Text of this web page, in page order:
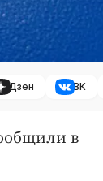
Дзен ВК
в